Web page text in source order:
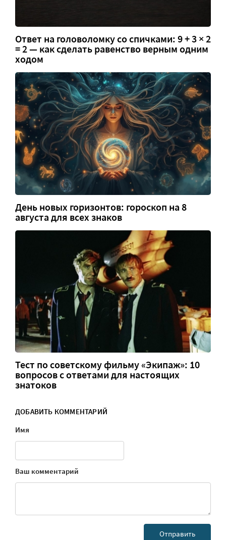
Ответ на головоломку со спичками: 9 + 3 × 2
= 2 — как сделать равенство верным одним
ходом
День новых горизонтов: гороскоп на 8
августа для всех знаков
Тест по советскому фильму «Экипаж»: 10
вопросов с ответами для настоящих
знатоков
ДОБАВИТЬ КОММЕНТАРИЙ
Имя
Ваш комментарий